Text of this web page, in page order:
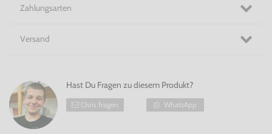
Zahlungsarten
Versand
Hast Du Fragen zu diesem Produkt?
Chris fragen WhatsApp